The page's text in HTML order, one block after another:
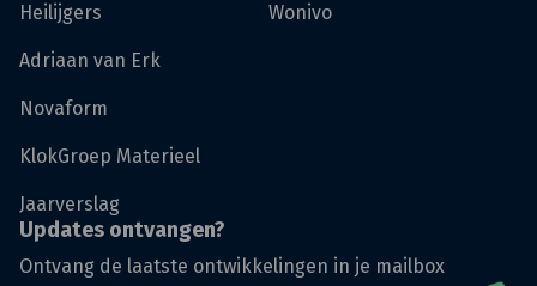
Heilijgers
Adriaan van Erk
Novaform
KlokGroep Materieel
Jaarverslag
Wonivo
Updates ontvangen?
Ontvang de laatste ontwikkelingen in je mailbox